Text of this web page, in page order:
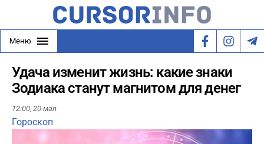
Меню
Удача изменит жизнь: какие знаки
Зодиака станут магнитом для денег
12:00, 20 мая
Гороскоп